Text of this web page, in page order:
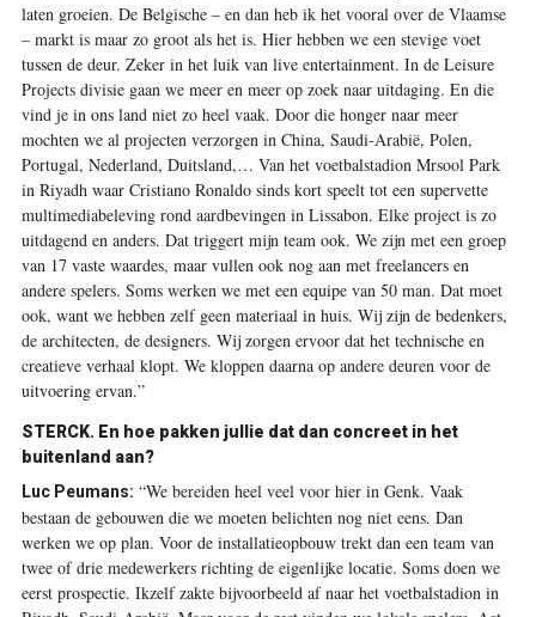
laten groeien. De Belgische – en dan heb ik het vooral over de Vlaamse
– markt is maar zo groot als het is. Hier hebben we een stevige voet
tussen de deur. Zeker in het luik van live entertainment. In de Leisure
Projects divisie gaan we meer en meer op zoek naar uitdaging. En die
vind je in ons land niet zo heel vaak. Door die honger naar meer
mochten we al projecten verzorgen in China, Saudi-Arabië, Polen,
Portugal, Nederland, Duitsland,… Van het voetbalstadion Mrsool Park
in Riyadh waar Cristiano Ronaldo sinds kort speelt tot een supervette
multimediabeleving rond aardbevingen in Lissabon. Elke project is zo
uitdagend en anders. Dat triggert mijn team ook. We zijn met een groep
van 17 vaste waardes, maar vullen ook nog aan met freelancers en
andere spelers. Soms werken we met een equipe van 50 man. Dat moet
ook, want we hebben zelf geen materiaal in huis. Wij zijn de bedenkers,
de architecten, de designers. Wij zorgen ervoor dat het technische en
creatieve verhaal klopt. We kloppen daarna op andere deuren voor de
uitvoering ervan.”
STERCK. En hoe pakken jullie dat dan concreet in het
buitenland aan?
Luc Peumans: “We bereiden heel veel voor hier in Genk. Vaak
bestaan de gebouwen die we moeten belichten nog niet eens. Dan
werken we op plan. Voor de installatieopbouw trekt dan een team van
twee of drie medewerkers richting de eigenlijke locatie. Soms doen we
eerst prospectie. Ikzelf zakte bijvoorbeeld af naar het voetbalstadion in